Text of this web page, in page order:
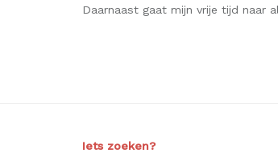
Daarnaast gaat mijn vrije tijd naar
Iets zoeken?